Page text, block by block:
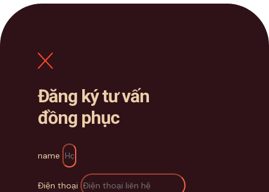
Đăng ký tư vấn
đồng phục
name
Điện thoại